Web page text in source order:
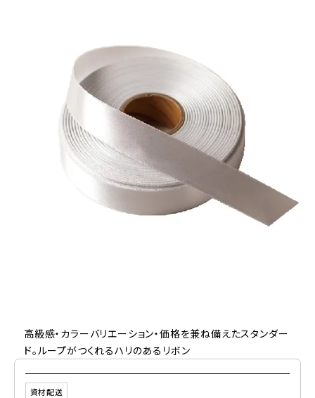
高級感・カラーバリエーション・価格を兼ね備えたスタンダー
ド。ループがつくれるハリのあるリボン
資材配送